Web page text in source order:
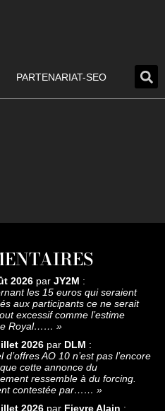
PARTENARIAT-SEO
2026 par JY2M :
les 15 euros qui seraient
aux participants ce ne serait
excessif comme l’estime
Royal…… »
2026 par DLM :
d’offres AO 10 n’est pas l’encore
cette annonce du
ressemble à du forcing.
contestée par…… »
2026 par Fievre Alain :